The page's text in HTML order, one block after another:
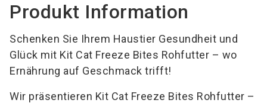
Produkt Information
Schenken Sie Ihrem Haustier Gesundheit und
Glück mit Kit Cat Freeze Bites Rohfutter – wo
Ernährung auf Geschmack trifft!
Wir präsentieren Kit Cat Freeze Bites Rohfutter –